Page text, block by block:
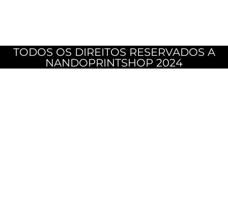
TODOS OS DIREITOS RESERVADOS A
NANDOPRINTSHOP 2024